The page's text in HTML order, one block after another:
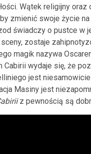
Wątek religijny
zmienić swoje życie
świadczy o pustce w
zostaje
magik nazywa
wydaje się, że
jest
Masiny jest
z pewnością są